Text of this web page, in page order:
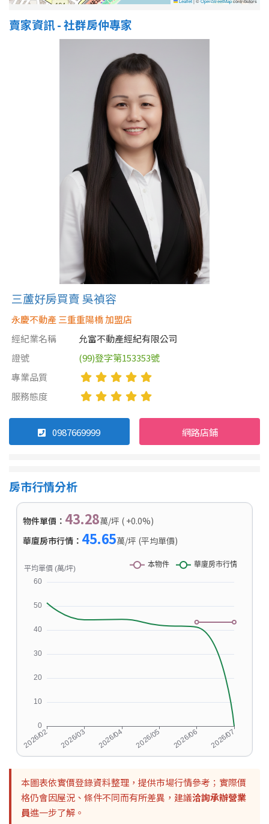
賣家資訊 - 社群房仲專家
三蘆好房買賣 吳禎容
永慶不動產 三重重陽橋 加盟店
經紀業名稱
允富不動產經紀有限公司
證號
(99)登字第153353號
專業品質
服務態度
0987669999 網路店鋪
房市行情分析
物件單價： 43.28萬/坪 ( +0.0%)
華廈房市行情： 45.65萬/坪 (平均單價)
本圖表依實價登錄資料整理，提供市場行情參考；實際價
格仍會因屋況、條件不同而有所差異，建議洽詢承辦營業
員進一步了解。